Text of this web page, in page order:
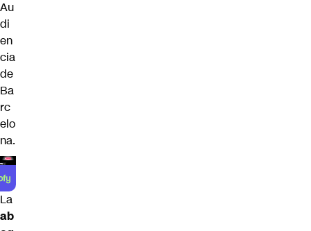
Au
di
en
cia
de
Ba
rc
elo
na.
La
ab